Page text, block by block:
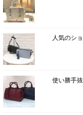
人気のシ
使い勝手